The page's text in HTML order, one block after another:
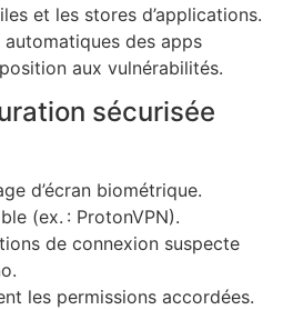
et les stores d’applications.
des apps
aux vulnérabilités.
sécurisée
d’écran biométrique.
(ex. : ProtonVPN).
de connexion suspecte
les permissions accordées.